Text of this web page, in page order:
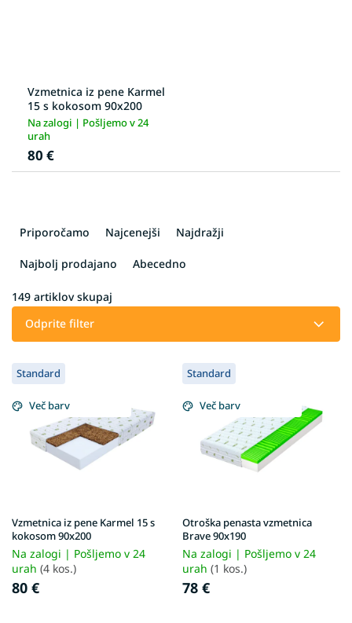
Vzmetnica iz pene Karmel
15 s kokosom 90x200
Na zalogi | Pošljemo v 24
urah
80 €
š
j
e
i
v
Priporočamo Najcenejši Najdražji
Najbolj prodajano Abecedno
149 artiklov skupaj
Odprite filter
L
i
s
t
d
u
c
t
s
Standard
Več barv
Vzmetnica iz pene Karmel 15 s
kokosom 90x200
Na zalogi | Pošljemo v 24
urah (4 kos.)
80 €
Standard
Več barv
Otroška penasta vzmetnica
Brave 90x190
Na zalogi | Pošljemo v 24
urah (1 kos.)
78 €